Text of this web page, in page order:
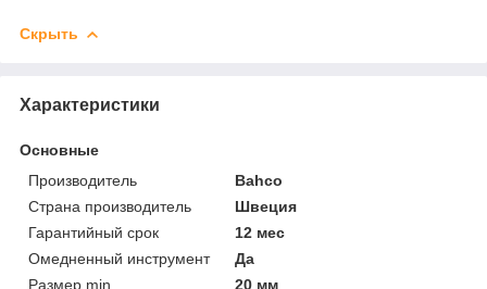
Скрыть
Характеристики
Основные
Производитель
Bahco
Страна производитель
Швеция
Гарантийный срок
12 мес
Омедненный инструмент
Да
Размер min
20 мм